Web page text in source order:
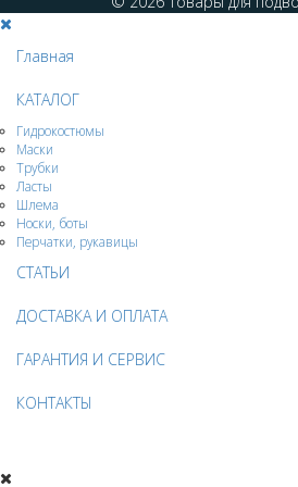
Главная
КАТАЛОГ
Гидрокостюмы
Маски
Трубки
Ласты
Шлема
Носки, боты
Перчатки, рукавицы
СТАТЬИ
ДОСТАВКА И ОПЛАТА
ГАРАНТИЯ И СЕРВИС
КОНТАКТЫ